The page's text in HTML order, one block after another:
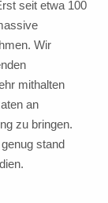
seit etwa 100
Wir
mithalten
an
zu bringen.
stand